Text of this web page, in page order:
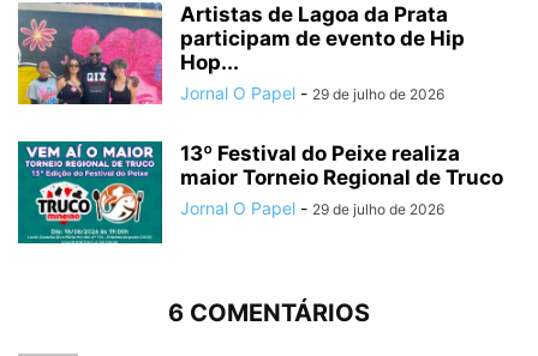
Artistas de Lagoa da Prata
participam de evento de Hip
Hop...
Jornal O Papel - 29 de julho de 2026
13º Festival do Peixe realiza
maior Torneio Regional de Truco
Jornal O Papel - 29 de julho de 2026
6 COMENTÁRIOS